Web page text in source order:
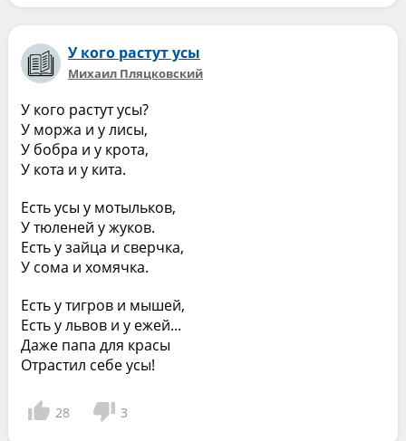
У кого растут усы
Михаил Пляцковский
У кого растут усы?
У моржа и у лисы,
У бобра и у крота,
У кота и у кита.
Есть усы у мотыльков,
У тюленей у жуков.
Есть у зайца и сверчка,
У сома и хомячка.
Есть у тигров и мышей,
Есть у львов и у ежей...
Даже папа для красы
Отрастил себе усы!
28 3